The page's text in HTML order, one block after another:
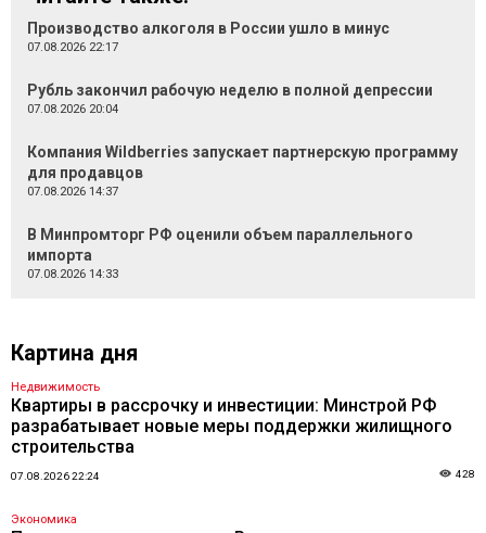
Производство алкоголя в России ушло в минус
07.08.2026 22:17
Рубль закончил рабочую неделю в полной депрессии
07.08.2026 20:04
Компания Wildberries запускает партнерскую программу
для продавцов
07.08.2026 14:37
В Минпромторг РФ оценили объем параллельного
импорта
07.08.2026 14:33
Картина дня
Недвижимость
Квартиры в рассрочку и инвестиции: Минстрой РФ
разрабатывает новые меры поддержки жилищного
строительства
07.08.2026 22:24 428
Экономика